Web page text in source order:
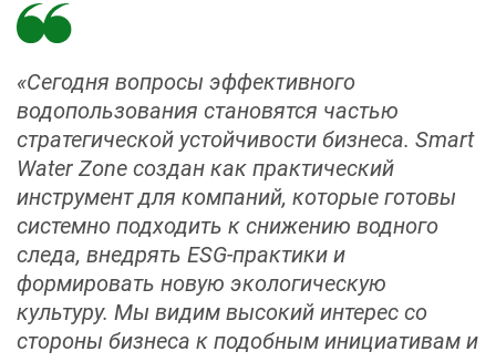
«Сегодня вопросы эффективного
водопользования становятся частью
стратегической устойчивости бизнеса. Smart
Water Zone создан как практический
инструмент для компаний, которые готовы
системно подходить к снижению водного
следа, внедрять ESG‑практики и
формировать новую экологическую
культуру. Мы видим высокий интерес со
стороны бизнеса к подобным инициативам и